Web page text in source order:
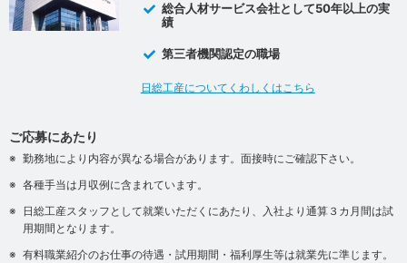
総合人材サービス会社として50年以上の実
績
第三者機関認定の職場
日総工産についてくわしくはこちら
ご応募にあたり
勤務地により内容が異なる場合があります。面接時にご確認下さい。
各種手当は月収例に含まれています。
日総工産スタッフとして就業いただくにあたり、入社より通算３カ月間は試
用期間となります。
有料職業紹介のお仕事の待遇・試用期間・福利厚生等は就業先に準じます。